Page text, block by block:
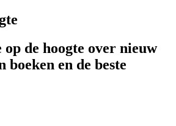
op de hoogte over nieuw
boeken en de beste